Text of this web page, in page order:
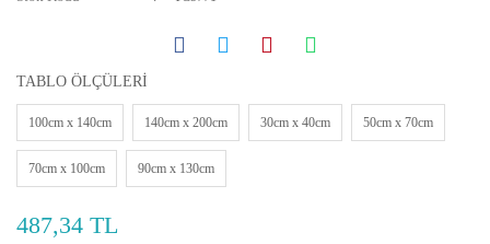
TABLO ÖLÇÜLERİ
100cm x 140cm 140cm x 200cm 30cm x 40cm 50cm x 70cm
70cm x 100cm 90cm x 130cm
487,34 TL